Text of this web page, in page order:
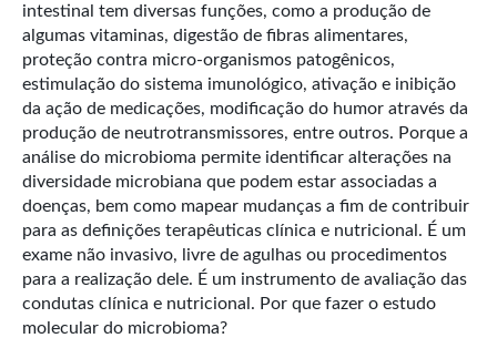
intestinal tem diversas funções, como a produção de
algumas vitaminas, digestão de fibras alimentares,
proteção contra micro-organismos patogênicos,
estimulação do sistema imunológico, ativação e inibição
da ação de medicações, modificação do humor através da
produção de neutrotransmissores, entre outros. Porque a
análise do microbioma permite identificar alterações na
diversidade microbiana que podem estar associadas a
doenças, bem como mapear mudanças a fim de contribuir
para as definições terapêuticas clínica e nutricional. É um
exame não invasivo, livre de agulhas ou procedimentos
para a realização dele. É um instrumento de avaliação das
condutas clínica e nutricional. Por que fazer o estudo
molecular do microbioma?